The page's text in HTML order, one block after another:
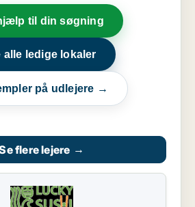
til din søgning
alle ledige lokaler
på udlejere →
flere lejere →